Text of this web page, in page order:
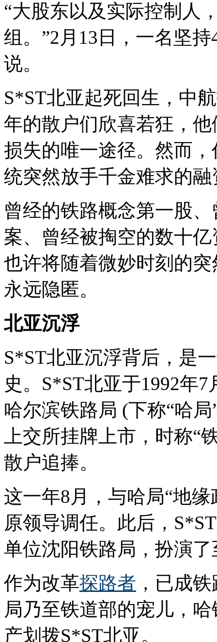
“大股东以及实际控制人
组。”2月13日，一名坚
说。
S*ST北亚起死回生，中
年的散户们欣喜若狂，
损失的唯一途径。然而
统突然放手千金难求的
曾经的铁路概念第一股
案、曾经被掏空的数十
也许将随着微妙时刻的
永远隐匿。
北亚沉浮
S*ST北亚沉浮背后，是
史。S*ST北亚于1992年
哈尔滨铁路局 (下称“哈
上交所挂牌上市，时称“
散户追捧。
这一年8月，与哈局“地
原领导调任。此后，
单位沈阳铁路局，扮演
作为改革探路者 ，已成
局乃至铁道部的宠儿，
产划拨S*ST北亚。